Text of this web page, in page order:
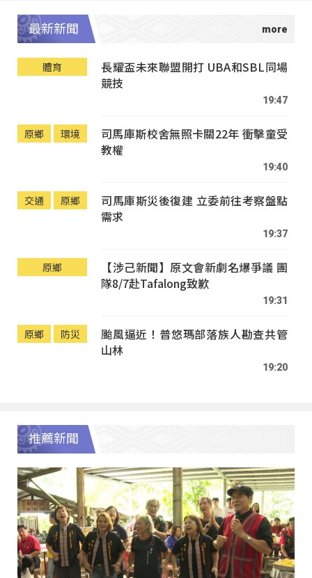
最新新聞
體育
長耀盃未來聯盟開打 UBA和SBL同場
競技
19:47
原鄉 環境
司馬庫斯校舍無照卡關22年 衝擊童受
教權
19:40
交通 原鄉
司馬庫斯災後復建 立委前往考察盤點
需求
19:37
原鄉
【涉己新聞】原文會新劇名爆爭議 團
隊8/7赴Tafalong致歉
19:31
原鄉 防災
颱風逼近！普悠瑪部落族人勘查共管
山林
19:20
推薦新聞